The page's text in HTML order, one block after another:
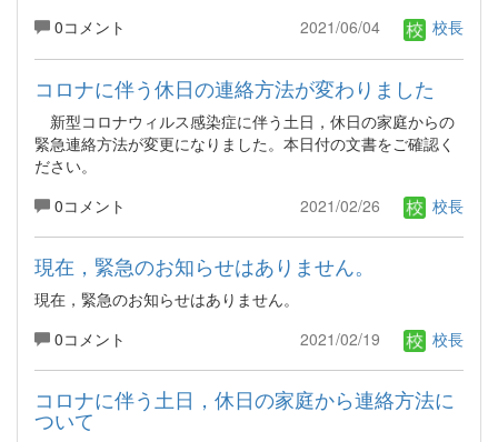
0コメント
2021/06/04 校長
コロナに伴う休日の連絡方法が変わりました
新型コロナウィルス感染症に伴う土日，休日の家庭からの
緊急連絡方法が変更になりました。本日付の文書をご確認く
ださい。
0コメント
2021/02/26 校長
現在，緊急のお知らせはありません。
現在，緊急のお知らせはありません。
0コメント
2021/02/19 校長
コロナに伴う土日，休日の家庭から連絡方法に
ついて